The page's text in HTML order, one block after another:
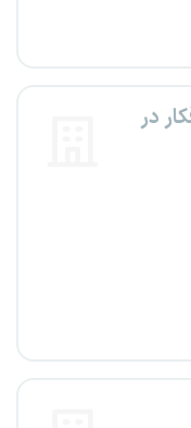
در